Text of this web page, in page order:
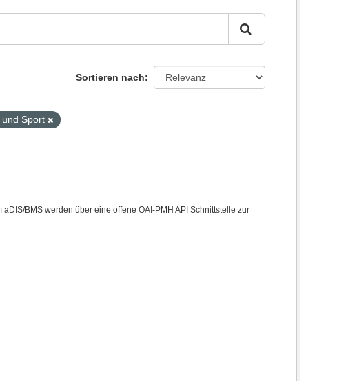
Sortieren nach
und Sport
BMS werden über eine offene OAI-PMH API Schnittstelle zur